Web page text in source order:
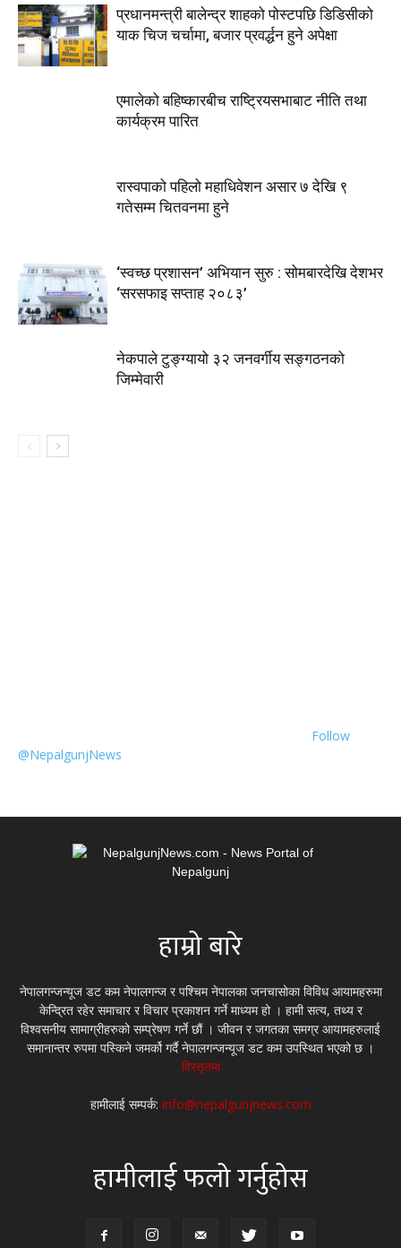
प्रधानमन्त्री बालेन्द्र शाहको पोस्टपछि डिडिसीको
याक चिज चर्चामा, बजार प्रवर्द्धन हुने अपेक्षा
एमालेको बहिष्कारबीच राष्ट्रियसभाबाट नीति तथा
कार्यक्रम पारित
रास्वपाको पहिलो महाधिवेशन असार ७ देखि ९
गतेसम्म चितवनमा हुने
‘स्वच्छ प्रशासन’ अभियान सुरु : सोमबारदेखि देशभर
‘सरसफाइ सप्ताह २०८३’
नेकपाले टुङ्ग्यायो ३२ जनवर्गीय सङ्गठनको
जिम्मेवारी
Follow
@NepalgunjNews
हाम्रो बारे
नेपालगन्जन्यूज डट कम नेपालगन्ज र पश्चिम नेपालका जनचासोका विविध आयामहरुमा
केन्द्रित रहेर समाचार र विचार प्रकाशन गर्ने माध्यम हो । हामी सत्य, तथ्य र
विश्वसनीय सामाग्रीहरुको सम्प्रेषण गर्ने छौं । जीवन र जगतका समग्र आयामहरुलाई
समानान्तर रुपमा पस्किने जमर्को गर्दै नेपालगन्जन्यूज डट कम उपस्थित भएको छ ।
विस्तृतमा
हामीलाई सम्पर्क: info@nepalgunjnews.com
हामीलाई फलो गर्नुहोस